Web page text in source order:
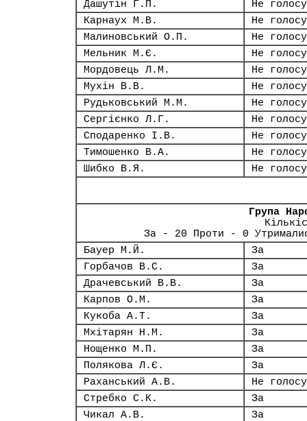
Дашутін Г.П.
Не
Карнаух М.В.
Не
Малиновський О.П.
Не
Мельник М.Є.
Не
Мордовець Л.М.
Не
Мухін В.В.
Не
Рудьковський М.М.
Не
Сергієнко Л.Г.
Не
Сподаренко І.В.
Не
Тимошенко В.А.
Не
Шибко В.Я.
Не
Група
За - 20 Проти - 0
Бауер М.Й.
За
Горбачов В.С.
За
Драчевський В.В.
За
Карпов О.М.
За
Кукоба А.Т.
За
Мхітарян Н.М.
За
Нощенко М.П.
За
Полякова Л.Є.
За
Раханський А.В.
Не
Стребко С.К.
За
Чикал А.В.
За